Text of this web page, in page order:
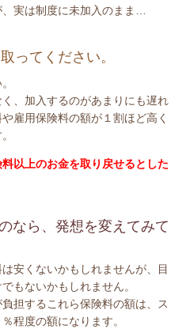
実は制度に未加入のまま…
ってください。
、加入するのがあまりにも遅れ
雇用保険料の額が１割ほど高く
以上のお金を取り戻せるとした
なら、発想を変えてみて
は安くないかもしれませんが、
目
もないかもしれません。
担するこれら保険料の額は、ス
程度の額になります。